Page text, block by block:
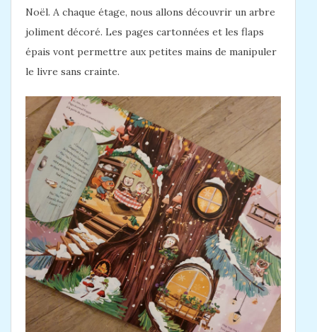
Noël. A chaque étage, nous allons découvrir un arbre
joliment décoré. Les pages cartonnées et les flaps
épais vont permettre aux petites mains de manipuler
le livre sans crainte.